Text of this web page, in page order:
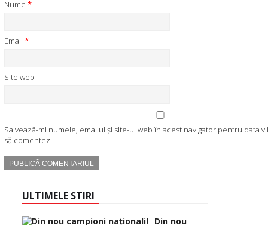
Nume *
Email *
Site web
Salvează-mi numele, emailul și site-ul web în acest navigator pentru data
să comentez.
ULTIMELE STIRI
Din nou